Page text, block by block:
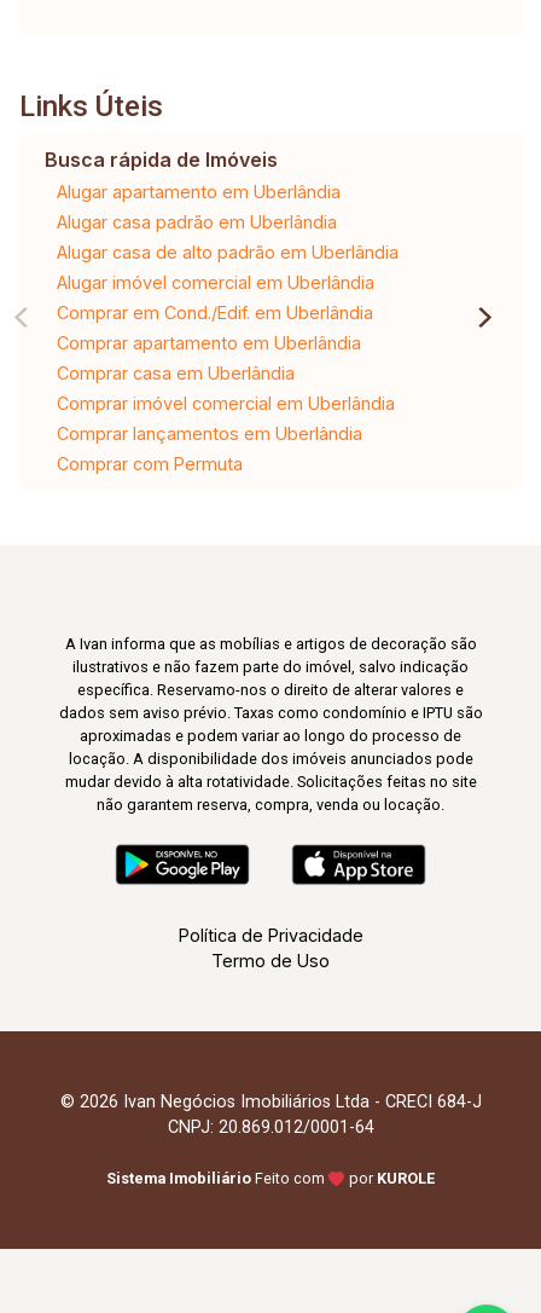
Links Úteis
Busca rápida de Imóveis
Alugar apartamento em Uberlândia
Alugar casa padrão em Uberlândia
Alugar casa de alto padrão em Uberlândia
Alugar imóvel comercial em Uberlândia
Comprar em Cond./Edif. em Uberlândia
Comprar apartamento em Uberlândia
Comprar casa em Uberlândia
Comprar imóvel comercial em Uberlândia
Comprar lançamentos em Uberlândia
Comprar com Permuta
A Ivan informa que as mobílias e artigos de decoração são
ilustrativos e não fazem parte do imóvel, salvo indicação
específica. Reservamo-nos o direito de alterar valores e
dados sem aviso prévio. Taxas como condomínio e IPTU são
aproximadas e podem variar ao longo do processo de
locação. A disponibilidade dos imóveis anunciados pode
mudar devido à alta rotatividade. Solicitações feitas no site
não garantem reserva, compra, venda ou locação.
Política de Privacidade
Termo de Uso
© 2026 Ivan Negócios Imobiliários Ltda - CRECI 684-J
CNPJ: 20.869.012/0001-64
Sistema Imobiliário Feito com por KUROLE